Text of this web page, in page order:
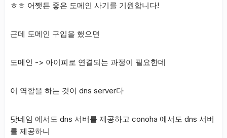
ㅎㅎ 어쨋든 좋은 도메인 사기를 기원합니다!
근데 도메인 구입을 했으면
도메인 -> 아이피로 연결되는 과정이 필요한데
이 역할을 하는 것이 dns server다
닷네임 에서도 dns 서버를 제공하고 conoha 에서도 dns 서버
를 제공하니